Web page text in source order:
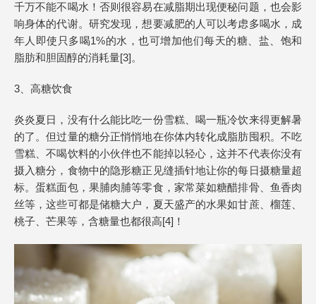
千万不能不喝水！否则很容易在减脂期出现便秘问题，也会影
响身体的代谢。研究发现，想要减肥的人可以考虑多喝水，成
年人即使只多喝1%的水，也可增加他们每天的糖、盐、饱和
脂肪和胆固醇的消耗量[3]。
3、高糖饮食
炎炎夏日，没有什么能比吃一份雪糕、喝一瓶冷饮来得更解暑
的了。但过量的糖分正悄悄地在你体内转化成脂肪囤积。不吃
雪糕、不喝饮料的小伙伴也不能掉以轻心，这并不代表你没有
摄入糖分，食物中的隐形糖正见缝插针地让你的每日摄糖量超
标。蛋糕面包，果脯肉脯等零食，家常菜如糖醋排骨、鱼香肉
丝等，这些可都是储糖大户，夏天盛产的水果如甘蔗、榴莲、
桃子、芒果等，含糖量也都很高[4]！